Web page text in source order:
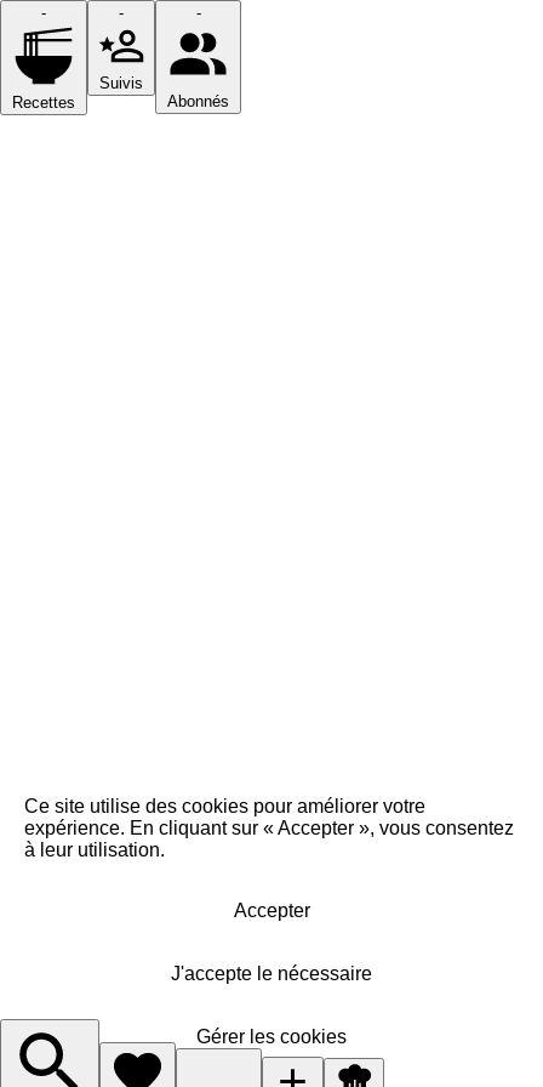
-
Recettes
-
Suivis
-
Abonnés
Ce site utilise des cookies pour améliorer votre
expérience. En cliquant sur « Accepter », vous consentez
à leur utilisation.
Accepter
J'accepte le nécessaire
Gérer les cookies